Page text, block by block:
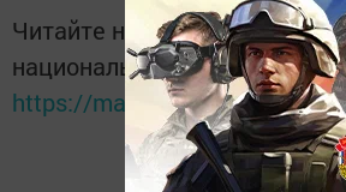
Читайте новости Татарстана
национальном
https://max.ru/tatmedia